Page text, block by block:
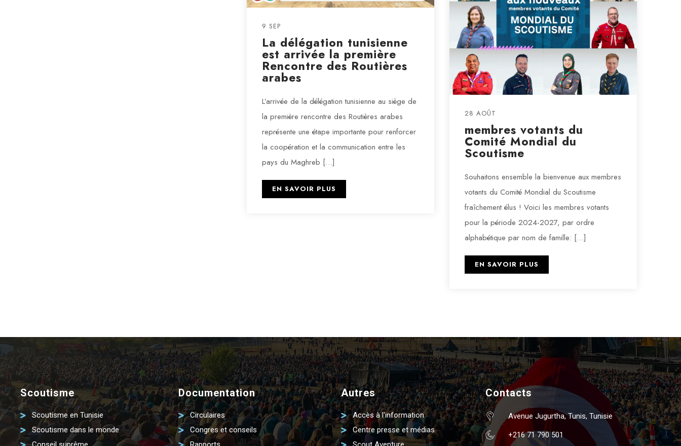
9 SEP
La délégation tunisienne
est arrivée la première
Rencontre des Routières
arabes
L’arrivée de la délégation tunisienne au siège de
la première rencontre des Routières arabes
représente une étape importante pour renforcer
la coopération et la communication entre les
pays du Maghreb […]
EN SAVOIR PLUS
28 AOÛT
membres votants du
Comité Mondial du
Scoutisme
Souhaitons ensemble la bienvenue aux membres
votants du Comité Mondial du Scoutisme
fraîchement élus ! Voici les membres votants
pour la période 2024-2027, par ordre
alphabétique par nom de famille: […]
EN SAVOIR PLUS
Scoutisme
Scoutisme en Tunisie
Scoutisme dans le monde
Documentation
Circulaires
Congres et conseils
Autres
Accès à l'information
Centre presse et médias
Contacts
Avenue Jugurtha, Tunis, Tunisie
+216 71 790 501